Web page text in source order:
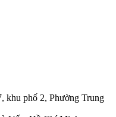
khu phố 2, Phường Trung